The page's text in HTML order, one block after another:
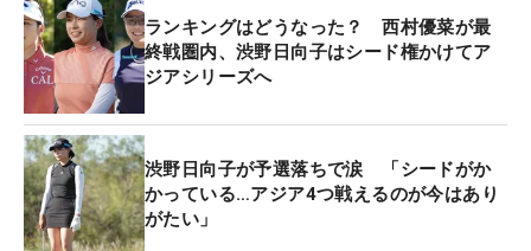
ートNWアーカンソー選手権」と「アセンダント
LPGAベネフィッティング ボランティアーズ・オ
ブ・アメリカ」では予選カットが続いた。
現在、ポイントランキング79位（317.2pt）に位置
する渋野日向子にとって、来季のシード権獲得に向
けて大事な期間となる。来季フル出場権が得られる
のは、ポイントランキング上位80位まで。81位以下
ランキングはどうなった？ 西村優菜が最
終戦圏内、渋野日向子はシード権かけてア
ジアシリーズへ
渋野日向子が予選落ちで涙 「シードがか
かっている…アジア4つ戦えるのが今はあり
がたい」